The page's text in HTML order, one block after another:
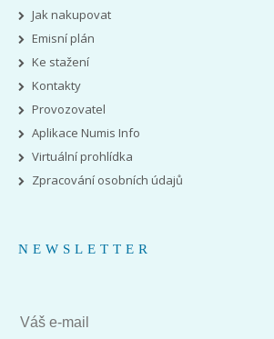
Jak nakupovat
Emisní plán
Ke stažení
Kontakty
Provozovatel
Aplikace Numis Info
Virtuální prohlídka
Zpracování osobních údajů
NEWSLETTER